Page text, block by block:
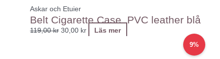
Askar och Etuier
Belt Cigarette Case. PVC leather blå
119,00kr 30,00 kr
Läs mer
9%